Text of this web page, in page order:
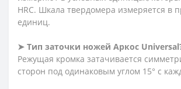
HRC. Шкала твердомера измеряется в
единиц.
➤ Тип заточки ножей Аркос Universal
Режущая кромка затачивается
сторон под одинаковым углом 15° с